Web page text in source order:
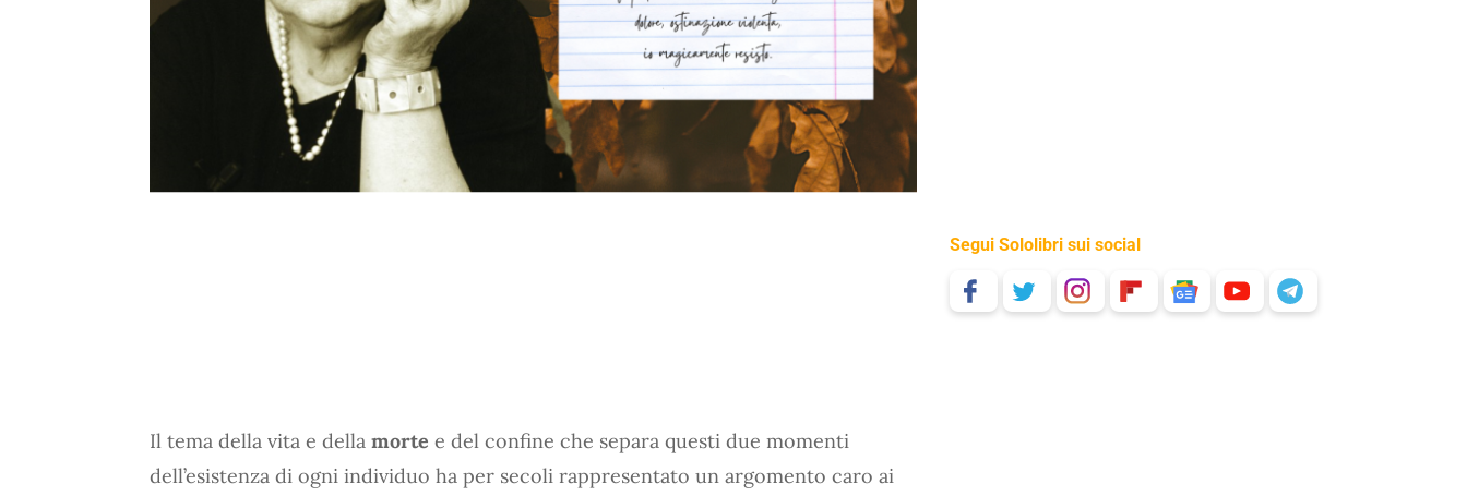
Il tema della vita e della morte e del confine che separa questi due momenti
dell’esistenza di ogni individuo ha per secoli rappresentato un argomento caro ai
Segui Sololibri sui social